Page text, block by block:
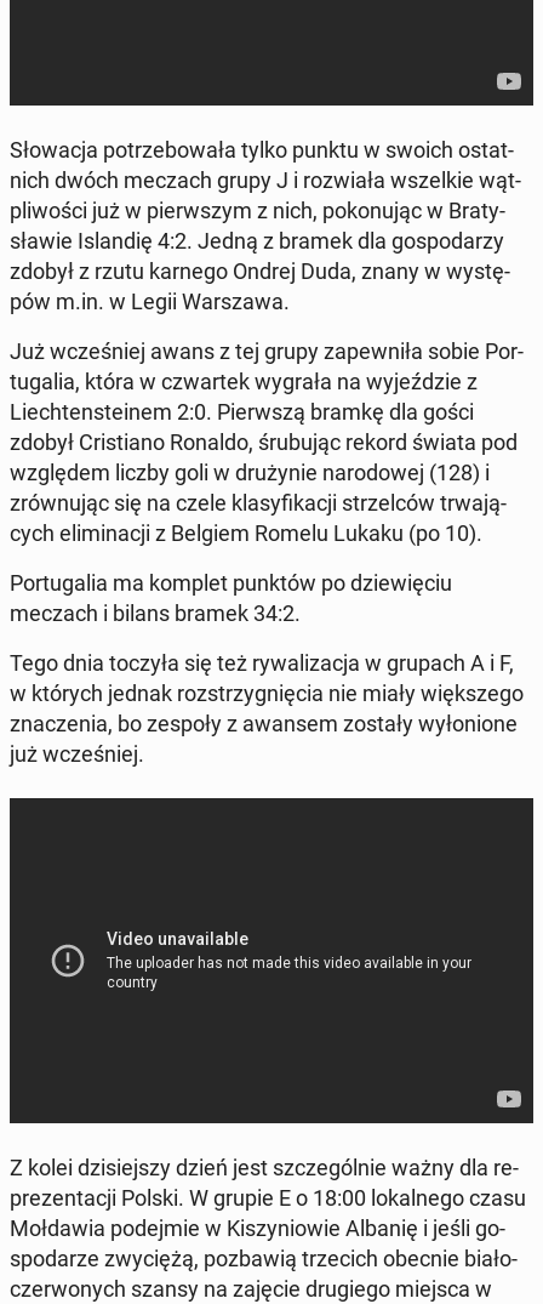
Sło­wa­cja po­trze­bo­wa­ła tylko punktu w swoich ostat­
nich dwóch meczach grupy J i roz­wia­ła wszel­kie wąt­
pli­wo­ści już w pierw­szym z nich, po­ko­nu­jąc w Bra­ty­
sła­wie Is­lan­dię 4:2. Jedną z bramek dla go­spo­da­rzy
zdobył z rzutu karnego Ondrej Duda, znany w wy­stę­
pów m.in. w Legii War­sza­wa.
Już wcze­śniej awans z tej grupy za­pew­ni­ła sobie Por­
tu­ga­lia, która w czwar­tek wygrała na wy­jeź­dzie z
Liech­ten­ste­inem 2:0. Pierw­szą bramkę dla gości
zdobył Cri­stia­no Ronaldo, śru­bu­jąc rekord świata pod
wzglę­dem liczby goli w dru­ży­nie na­ro­do­wej (128) i
zrów­nu­jąc się na czele kla­sy­fi­ka­cji strzel­ców trwa­ją­
cych eli­mi­na­cji z Belgiem Romelu Lukaku (po 10).
Por­tu­ga­lia ma komplet punktów po dzie­wię­ciu
meczach i bilans bramek 34:2.
Tego dnia toczyła się też ry­wa­li­za­cja w grupach A i F,
w których jednak roz­strzy­gnię­cia nie miały więk­sze­go
zna­cze­nia, bo zespoły z awansem zostały wy­ło­nio­ne
już wcze­śniej.
Z kolei dzi­siej­szy dzień jest szcze­gól­nie ważny dla re­
pre­zen­ta­cji Polski. W grupie E o 18:00 lo­kal­ne­go czasu
Moł­da­wia po­dej­mie w Ki­szy­nio­wie Albanię i jeśli go­
spo­da­rze zwy­cię­żą, po­zba­wią trze­cich obecnie biało-
czer­wo­nych szansy na zajęcie dru­gie­go miejsca w